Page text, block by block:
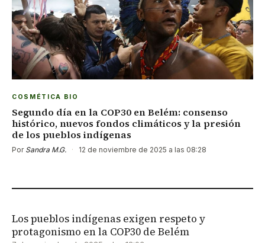
COSMÉTICA BIO
Segundo día en la COP30 en Belém: consenso
histórico, nuevos fondos climáticos y la presión
de los pueblos indígenas
Por Sandra M.G. · 12 de noviembre de 2025 a las 08:28
Los pueblos indígenas exigen respeto y
protagonismo en la COP30 de Belém